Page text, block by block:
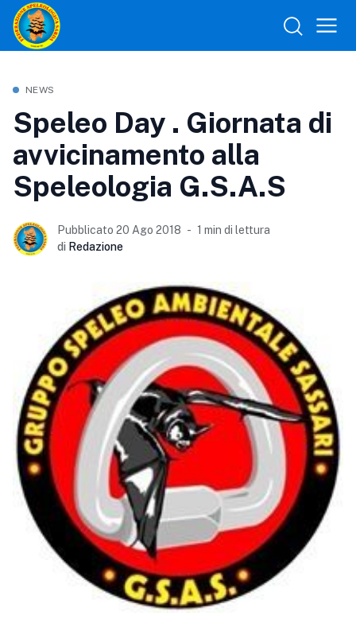
NEWS
Speleo Day . Giornata di
avvicinamento alla
Speleologia G.S.A.S
Pubblicato 20 Ago 2018
1 min di lettura
di Redazione